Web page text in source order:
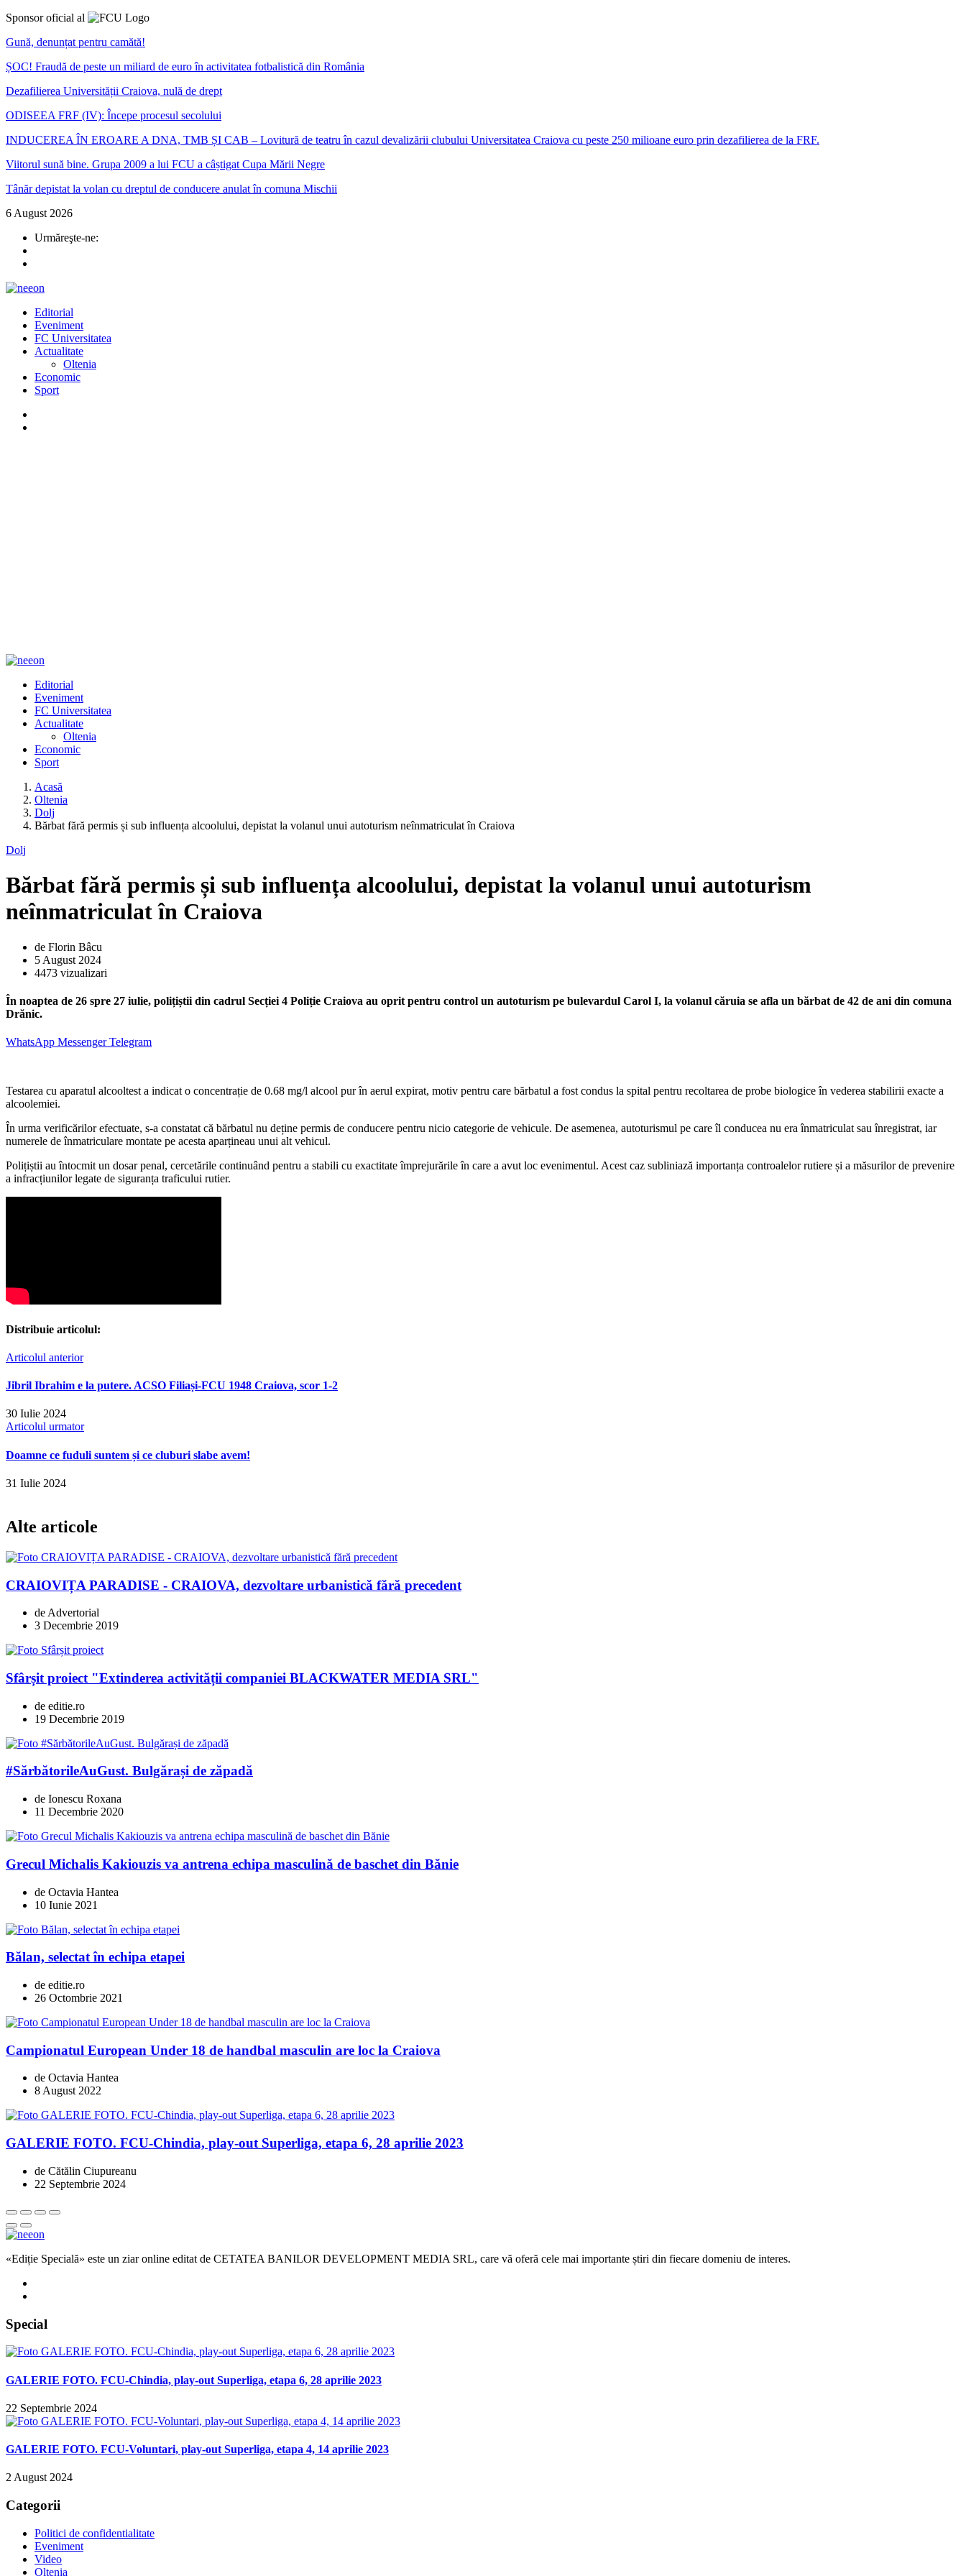
Sponsor oficial al
Gună, denunțat pentru camătă!
ȘOC! Fraudă de peste un miliard de euro în activitatea fotbalistică din România
Dezafilierea Universității Craiova, nulă de drept
ODISEEA FRF (IV): Începe procesul secolului
INDUCEREA ÎN EROARE A DNA, TMB ȘI CAB – Lovitură de teatru în cazul devalizării clubului Universitatea Craiova cu peste 250 milioane euro prin dezafilierea de la FRF.
Viitorul sună bine. Grupa 2009 a lui FCU a câștigat Cupa Mării Negre
Tânăr depistat la volan cu dreptul de conducere anulat în comuna Mischii
6 August 2026
Urmăreşte-ne:
Editorial
Eveniment
FC Universitatea
Actualitate
Oltenia
Economic
Sport
Editorial
Eveniment
FC Universitatea
Actualitate
Oltenia
Economic
Sport
Acasă
Oltenia
Dolj
Bărbat fără permis și sub influența alcoolului, depistat la volanul unui autoturism neînmatriculat în Craiova
Dolj
Bărbat fără permis și sub influența alcoolului, depistat la volanul unui autoturism
neînmatriculat în Craiova
de Florin Bâcu
5 August 2024
4473 vizualizari
În noaptea de 26 spre 27 iulie, polițiștii din cadrul Secției 4 Poliție Craiova au oprit pentru control un autoturism pe bulevardul Carol I, la volanul căruia se afla un bărbat de 42 de ani din comuna
Drănic.
WhatsApp MessengerTelegram
Testarea cu aparatul alcooltest a indicat o concentrație de 0.68 mg/l alcool pur în aerul expirat, motiv pentru care bărbatul a fost condus la spital pentru recoltarea de probe biologice în vederea stabilirii exacte a
alcoolemiei.
În urma verificărilor efectuate, s-a constatat că bărbatul nu deține permis de conducere pentru nicio categorie de vehicule. De asemenea, autoturismul pe care îl conducea nu era înmatriculat sau înregistrat, iar
numerele de înmatriculare montate pe acesta aparțineau unui alt vehicul.
Polițiștii au întocmit un dosar penal, cercetările continuând pentru a stabili cu exactitate împrejurările în care a avut loc evenimentul. Acest caz subliniază importanța controalelor rutiere și a măsurilor de prevenire
a infracțiunilor legate de siguranța traficului rutier.
Distribuie articolul:
Articolul anterior
Jibril Ibrahim e la putere. ACSO Filiași-FCU 1948 Craiova, scor 1-2
30 Iulie 2024
Articolul urmator
Doamne ce fuduli suntem și ce cluburi slabe avem!
31 Iulie 2024
Alte articole
CRAIOVIȚA PARADISE - CRAIOVA, dezvoltare urbanistică fără precedent
de Advertorial
3 Decembrie 2019
Sfârșit proiect "Extinderea activității companiei BLACKWATER MEDIA SRL"
de editie.ro
19 Decembrie 2019
#SărbătorileAuGust. Bulgărași de zăpadă
de Ionescu Roxana
11 Decembrie 2020
Grecul Michalis Kakiouzis va antrena echipa masculină de baschet din Bănie
de Octavia Hantea
10 Iunie 2021
Bălan, selectat în echipa etapei
de editie.ro
26 Octombrie 2021
Campionatul European Under 18 de handbal masculin are loc la Craiova
de Octavia Hantea
8 August 2022
GALERIE FOTO. FCU-Chindia, play-out Superliga, etapa 6, 28 aprilie 2023
de Cătălin Ciupureanu
22 Septembrie 2024
«Ediție Specială» este un ziar online editat de CETATEA BANILOR DEVELOPMENT MEDIA SRL, care vă oferă cele mai importante știri din fiecare domeniu de interes.
Special
GALERIE FOTO. FCU-Chindia, play-out Superliga, etapa 6, 28 aprilie 2023
22 Septembrie 2024
GALERIE FOTO. FCU-Voluntari, play-out Superliga, etapa 4, 14 aprilie 2023
2 August 2024
Categorii
Politici de confidentialitate
Eveniment
Video
Oltenia